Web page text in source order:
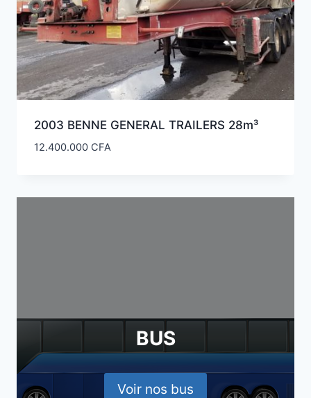
2003 BENNE GENERAL TRAILERS 28m³
12.400.000 CFA
BUS
Voir nos bus